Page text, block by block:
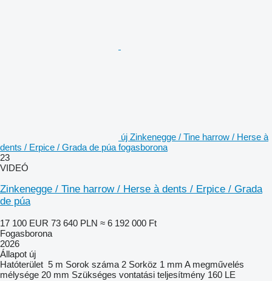
új Zinkenegge / Tine harrow / Herse à
dents / Erpice / Grada de púa fogasborona
23
VIDEÓ
Zinkenegge / Tine harrow / Herse à dents / Erpice / Grada
de púa
17 100 EUR 73 640 PLN ≈ 6 192 000 Ft
Fogasborona
2026
Állapot új
Hatóterület 5 m Sorok száma 2 Sorköz 1 mm A megművelés
mélysége 20 mm Szükséges vontatási teljesítmény 160 LE